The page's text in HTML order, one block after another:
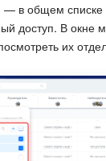
— в общем списке
доступ. В окне
их